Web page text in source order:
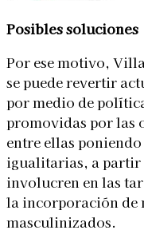
Posibles soluciones
Por ese motivo,
se puede revertir
por medio de
promovidas por las
entre ellas
igualitarias, a partir
involucren en las
la incorporación de
masculinizados.